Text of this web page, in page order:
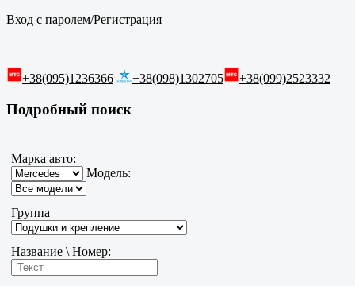
Вход с паролем/Регистрация
+38(095)1236366 +38(098)1302705 +38(099)2523332
Подробный поиск
Марка авто:
Модель:
Группа
Название \ Номер: